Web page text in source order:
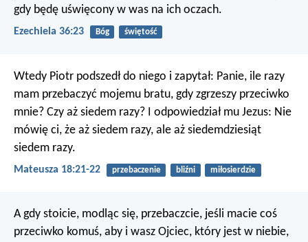
gdy będę uświęcony w was na ich oczach.
Ezechiela 36:23 Bóg świętość
Wtedy Piotr podszedł do niego i zapytał: Panie, ile razy
mam przebaczyć mojemu bratu, gdy zgrzeszy przeciwko
mnie? Czy aż siedem razy? I odpowiedział mu Jezus: Nie
mówię ci, że aż siedem razy, ale aż siedemdziesiąt
siedem razy.
Mateusza 18:21-22 przebaczenie bliźni miłosierdzie
A gdy stoicie, modląc się, przebaczcie, jeśli macie coś
przeciwko komuś, aby i wasz Ojciec, który jest w niebie,